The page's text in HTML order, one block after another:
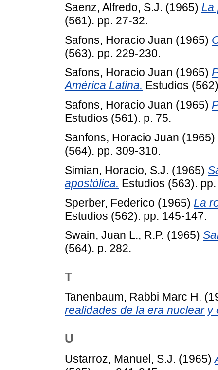
Saenz, Alfredo, S.J. (1965) La
(561). pp. 27-32.
Safons, Horacio Juan (1965)
(563). pp. 229-230.
Safons, Horacio Juan (1965)
América Latina. Estudios
Safons, Horacio Juan (1965)
Estudios (561). p. 75.
Sanfons, Horacio Juan (1965)
(564). pp. 309-310.
Simian, Horacio, S.J. (1965)
apostólica. Estudios (563).
Sperber, Federico (1965) La
Estudios (562). pp. 145-147.
Swain, Juan L., R.P. (1965)
(564). p. 282.
T
Tanenbaum, Rabbi Marc H.
realidades de la era nuclear y
U
Ustarroz, Manuel, S.J. (1965)